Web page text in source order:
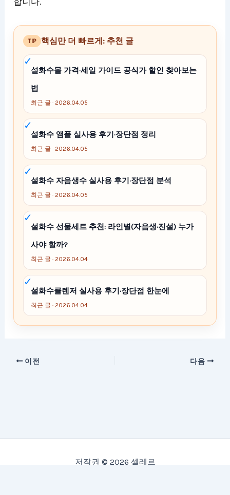
TIP 핵심만 더 빠르게: 추천 글
설화수몰 가격·세일 가이드 공식가 할인 찾아보는
법
최근 글 · 2026.04.05
설화수 앰플 실사용 후기·장단점 정리
최근 글 · 2026.04.05
설화수 자음생수 실사용 후기·장단점 분석
최근 글 · 2026.04.05
설화수 선물세트 추천: 라인별(자음생·진설) 누가
사야 할까?
최근 글 · 2026.04.04
설화수클렌저 실사용 후기·장단점 한눈에
최근 글 · 2026.04.04
이전 다음
저작권 © 2026 셀레르